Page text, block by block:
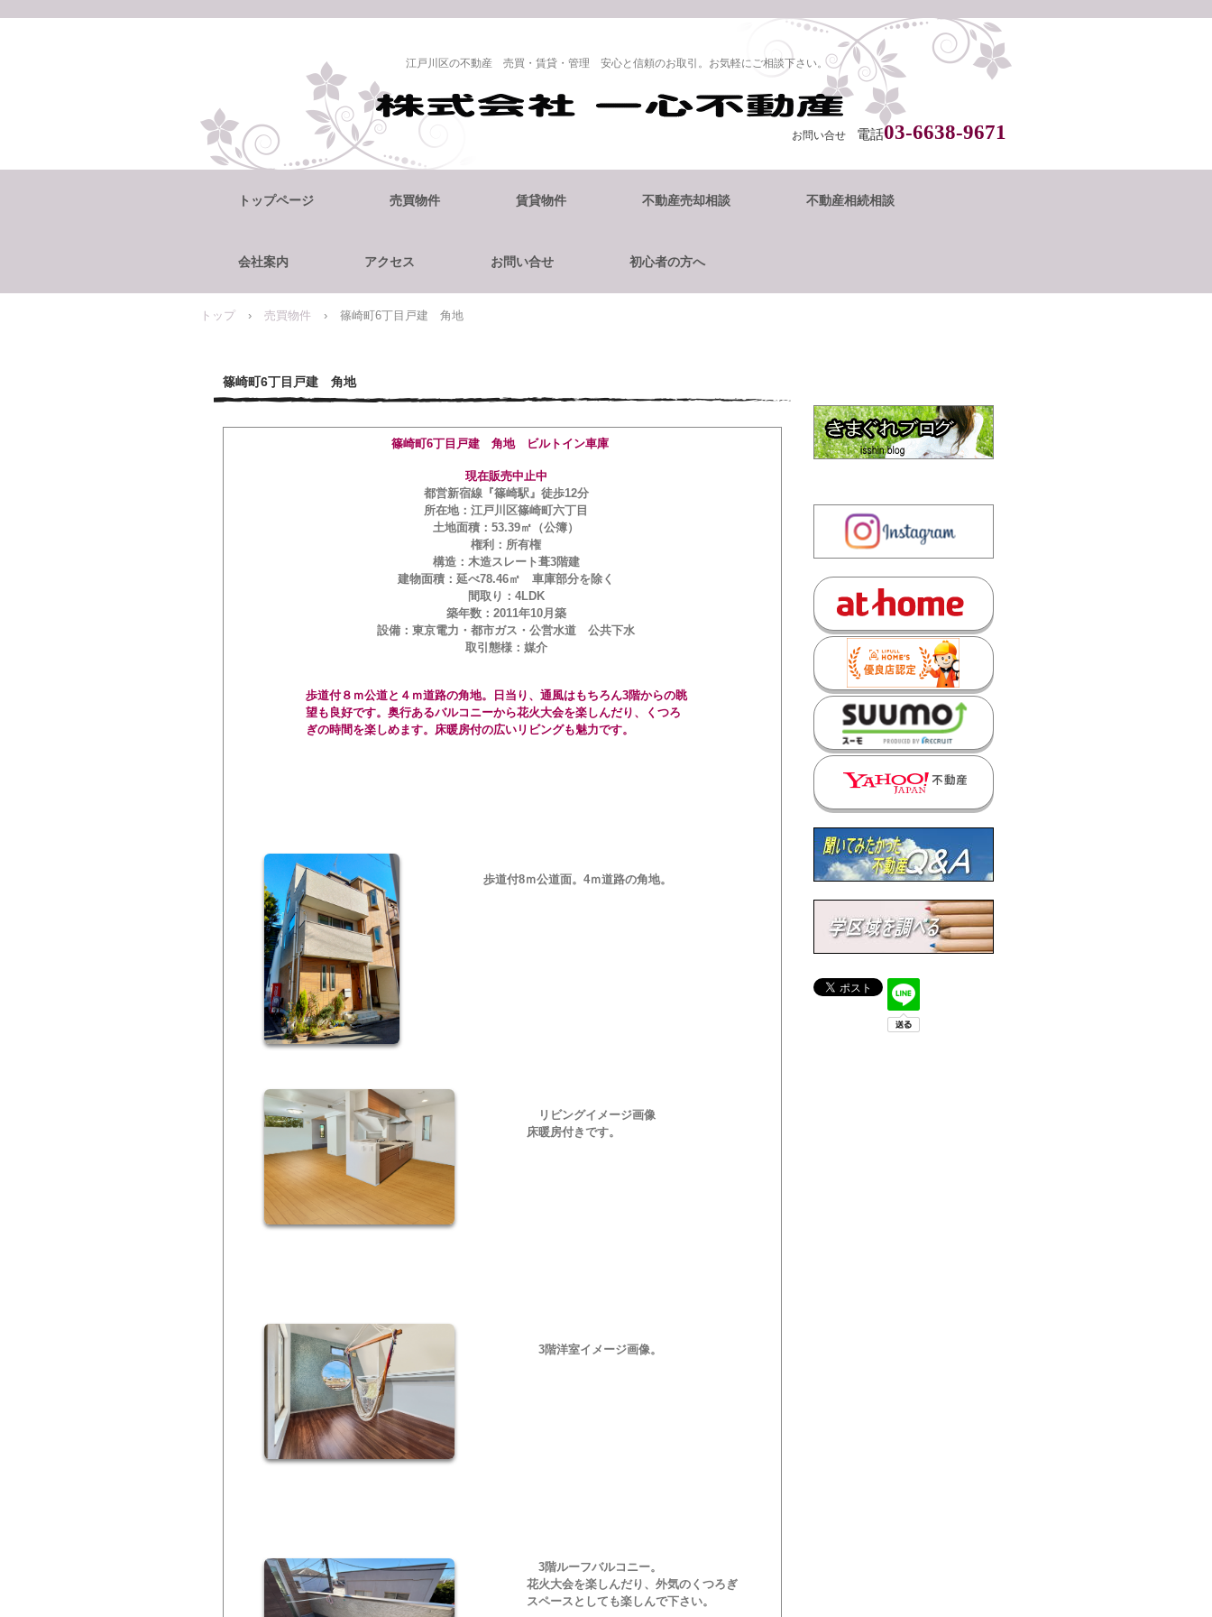
江戸川区の不動産 売買・賃貸・管理 安心と信頼のお取引。お気軽にご相談下さい。
お問い合せ 電話03-6638-9671
トップページ 売買物件 賃貸物件 不動産売却相談 不動産相続相談
会社案内 アクセス お問い合せ 初心者の方へ
トップ › 売買物件 › 篠崎町6丁目戸建 角地
篠崎町6丁目戸建 角地
篠崎町6丁目戸建 角地 ビルトイン車庫
現在販売中止中
都営新宿線『篠崎駅』徒歩12分
所在地：江戸川区篠崎町六丁目
土地面積：53.39㎡（公簿）
権利：所有権
構造：木造スレート葺3階建
建物面積：延べ78.46㎡ 車庫部分を除く
間取り：4LDK
築年数：2011年10月築
設備：東京電力・都市ガス・公営水道 公共下水
取引態様：媒介
歩道付８ｍ公道と４ｍ道路の角地。日当り、通風はもちろん3階からの眺
望も良好です。奥行あるバルコニーから花火大会を楽しんだり、くつろ
ぎの時間を楽しめます。床暖房付の広いリビングも魅力です。
歩道付8ｍ公道面。4ｍ道路の角地。
リビングイメージ画像
床暖房付きです。
3階洋室イメージ画像。
3階ルーフバルコニー。
花火大会を楽しんだり、外気のくつろぎ
スペースとしても楽しんで下さい。